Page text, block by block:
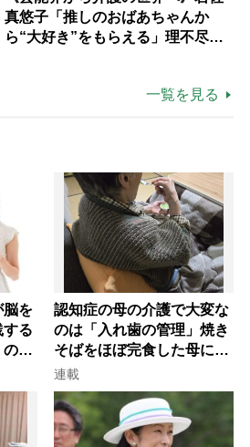
真悠子「推しのおばあちゃんか
ら“大好き”をもらえる」理不尽さ
一覧を見る
脳を
る
の極
認知症の母の介護で大変な
のは「入れ歯の管理」焼き
そばをほぼ完食した母に息
子が血の気が引いた理由
連載